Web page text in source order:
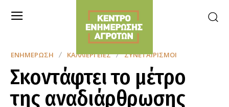
ΕΝΗΜΈΡΩΣΗ ΚΑΛΛΙΈΡΓΕΙΕΣ ΣΥΝΕΤΑΙΡΙΣΜΟΊ
Σκοντάφτει το μέτρο
της αναδιάρθρωσης